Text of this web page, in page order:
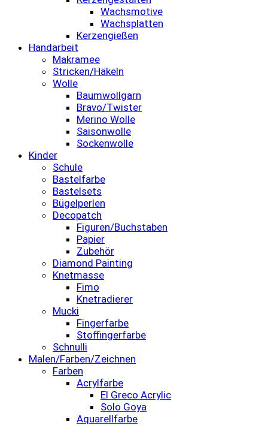
Wachsmotive
Wachsplatten
Kerzengießen
Handarbeit
Makramee
Stricken/Häkeln
Wolle
Baumwollgarn
Bravo/Twister
Merino Wolle
Saisonwolle
Sockenwolle
Kinder
Schule
Bastelfarbe
Bastelsets
Bügelperlen
Decopatch
Figuren/Buchstaben
Papier
Zubehör
Diamond Painting
Knetmasse
Fimo
Knetradierer
Mucki
Fingerfarbe
Stoffingerfarbe
Schnulli
Malen/Farben/Zeichnen
Farben
Acrylfarbe
El Greco Acrylic
Solo Goya
Aquarellfarbe